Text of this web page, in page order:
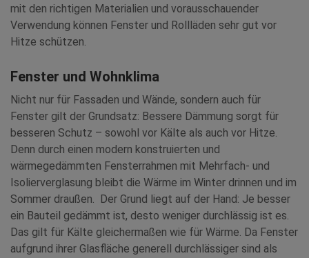
mit den richtigen Materialien und vorausschauender
Verwendung können Fenster und Rollläden sehr gut vor
Hitze schützen.
Fenster und Wohnklima
Nicht nur für Fassaden und Wände, sondern auch für
Fenster gilt der Grundsatz: Bessere Dämmung sorgt für
besseren Schutz – sowohl vor Kälte als auch vor Hitze.
Denn durch einen modern konstruierten und
wärmegedämmten Fensterrahmen mit Mehrfach- und
Isolierverglasung bleibt die Wärme im Winter drinnen und im
Sommer draußen. Der Grund liegt auf der Hand: Je besser
ein Bauteil gedämmt ist, desto weniger durchlässig ist es.
Das gilt für Kälte gleichermaßen wie für Wärme. Da Fenster
aufgrund ihrer Glasfläche generell durchlässiger sind als